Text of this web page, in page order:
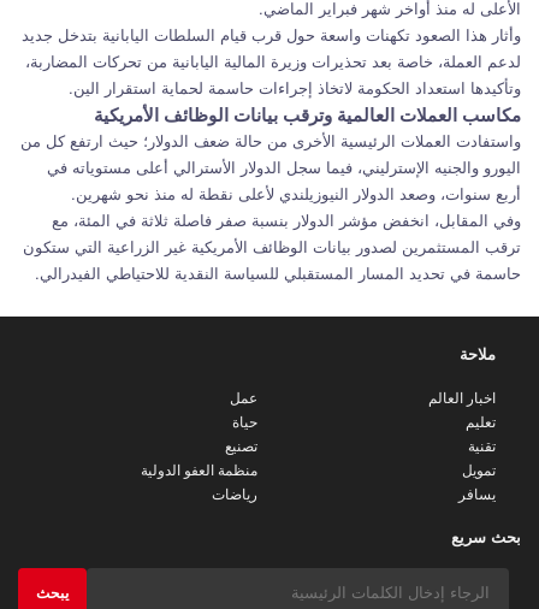
الأعلى له منذ أواخر شهر فبراير الماضي.
وأثار هذا الصعود تكهنات واسعة حول قرب قيام السلطات اليابانية بتدخل جديد
لدعم العملة، خاصة بعد تحذيرات وزيرة المالية اليابانية من تحركات المضاربة،
وتأكيدها استعداد الحكومة لاتخاذ إجراءات حاسمة لحماية استقرار الين.
مكاسب العملات العالمية وترقب بيانات الوظائف الأمريكية
واستفادت العملات الرئيسية الأخرى من حالة ضعف الدولار؛ حيث ارتفع كل من
اليورو والجنيه الإسترليني، فيما سجل الدولار الأسترالي أعلى مستوياته في
أربع سنوات، وصعد الدولار النيوزيلندي لأعلى نقطة له منذ نحو شهرين.
وفي المقابل، انخفض مؤشر الدولار بنسبة صفر فاصلة ثلاثة في المئة، مع
ترقب المستثمرين لصدور بيانات الوظائف الأمريكية غير الزراعية التي ستكون
حاسمة في تحديد المسار المستقبلي للسياسة النقدية للاحتياطي الفيدرالي.
ملاحة
اخبار العالم
عمل
تعليم
حياة
تقنية
تصنيع
تمويل
منظمة العفو الدولية
يسافر
رياضات
بحث سريع
يبحث